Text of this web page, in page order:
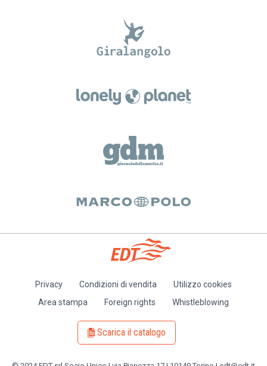
Privacy Condizioni di vendita
Utilizzo cookies
Area stampa
Foreign rights Whistleblowing
Scarica il catalogo